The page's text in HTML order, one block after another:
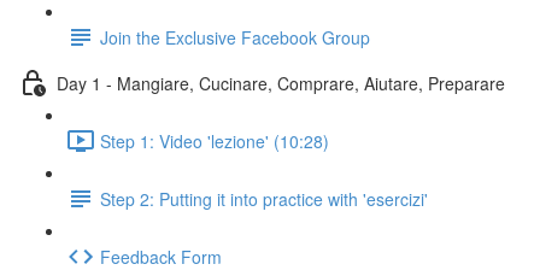
Join the Exclusive Facebook Group
Day 1 - Mangiare, Cucinare, Comprare, Aiutare, Preparare
Step 1: Video 'lezione' (10:28)
Step 2: Putting it into practice with 'esercizi'
Feedback Form